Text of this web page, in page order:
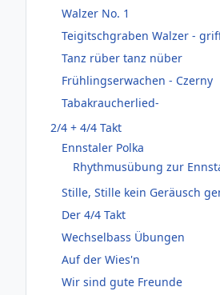
Walzer No. 1
Teigitschgraben Walzer -
Tanz rüber tanz nüber
Frühlingserwachen - Czerny
Tabakraucherlied-
2/4 + 4/4 Takt
Ennstaler Polka
Rhythmusübung zur
Stille, Stille kein Geräusch
Der 4/4 Takt
Wechselbass Übungen
Auf der Wies'n
Wir sind gute Freunde